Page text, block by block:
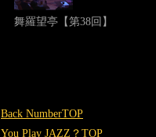
舞羅望亭【第38回】
Back NumberTOP
You Play JAZZ？TOP